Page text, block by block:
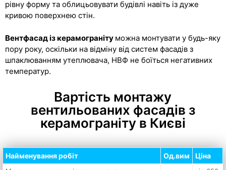
рівну форму та облицьовувати будівлі навіть із дуже
кривою поверхнею стін.
Вентфасад із керамограніту можна монтувати у будь-яку
пору року, оскільки на відміну від систем фасадів з
шпаклюванням утеплювача, НВФ не боїться негативних
температур.
Вартість монтажу
вентильованих фасадів з
керамограніту в Києві
Найменування робіт Од.вим Ціна